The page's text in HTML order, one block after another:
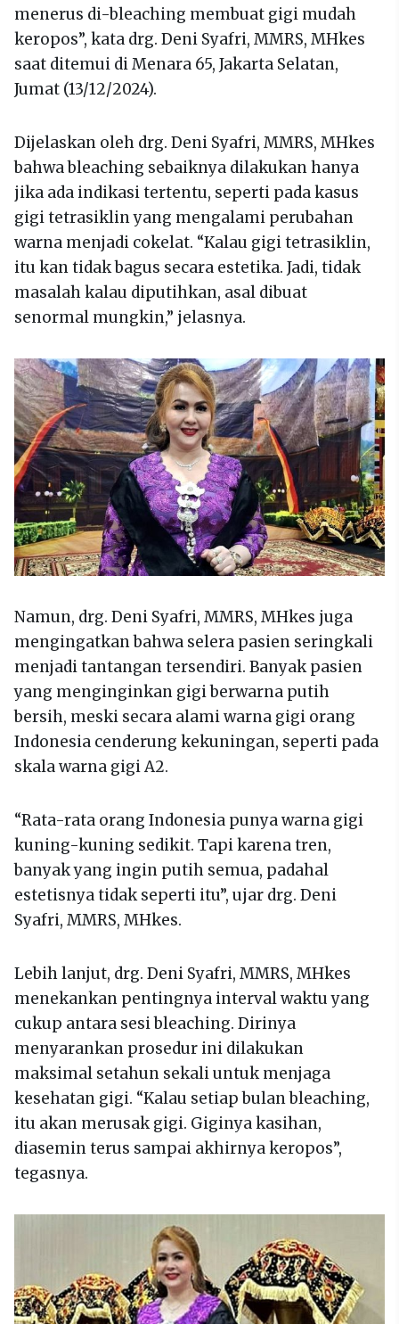
menerus di-bleaching membuat gigi mudah
keropos”, kata drg. Deni Syafri, MMRS, MHkes
saat ditemui di Menara 65, Jakarta Selatan,
Jumat (13/12/2024).
Dijelaskan oleh drg. Deni Syafri, MMRS, MHkes
bahwa bleaching sebaiknya dilakukan hanya
jika ada indikasi tertentu, seperti pada kasus
gigi tetrasiklin yang mengalami perubahan
warna menjadi cokelat. “Kalau gigi tetrasiklin,
itu kan tidak bagus secara estetika. Jadi, tidak
masalah kalau diputihkan, asal dibuat
senormal mungkin,” jelasnya.
Namun, drg. Deni Syafri, MMRS, MHkes juga
mengingatkan bahwa selera pasien seringkali
menjadi tantangan tersendiri. Banyak pasien
yang menginginkan gigi berwarna putih
bersih, meski secara alami warna gigi orang
Indonesia cenderung kekuningan, seperti pada
skala warna gigi A2.
“Rata-rata orang Indonesia punya warna gigi
kuning-kuning sedikit. Tapi karena tren,
banyak yang ingin putih semua, padahal
estetisnya tidak seperti itu”, ujar drg. Deni
Syafri, MMRS, MHkes.
Lebih lanjut, drg. Deni Syafri, MMRS, MHkes
menekankan pentingnya interval waktu yang
cukup antara sesi bleaching. Dirinya
menyarankan prosedur ini dilakukan
maksimal setahun sekali untuk menjaga
kesehatan gigi. “Kalau setiap bulan bleaching,
itu akan merusak gigi. Giginya kasihan,
diasemin terus sampai akhirnya keropos”,
tegasnya.